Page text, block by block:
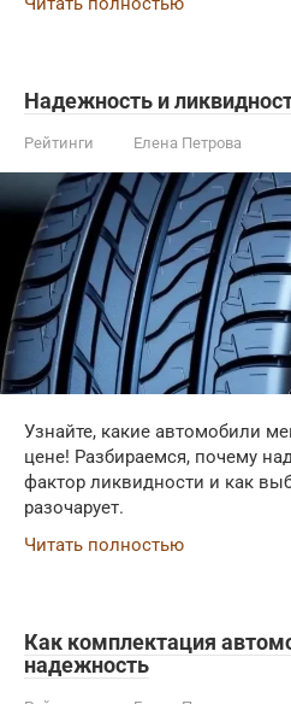
Надежность и
Рейтинги Елена Петрова
Узнайте, какие автомобили
цене! Разбираемся, почему
фактор ликвидности и как
разочарует.
Читать полностью
Как комплектация
надежность